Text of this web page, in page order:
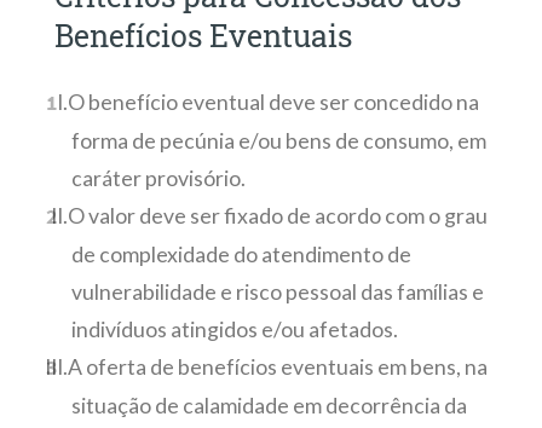
Benefícios Eventuais
O benefício eventual deve ser concedido na
forma de pecúnia e/ou bens de consumo, em
caráter provisório.
O valor deve ser fixado de acordo com o grau
de complexidade do atendimento de
vulnerabilidade e risco pessoal das famílias e
indivíduos atingidos e/ou afetados.
A oferta de benefícios eventuais em bens, na
situação de calamidade em decorrência da